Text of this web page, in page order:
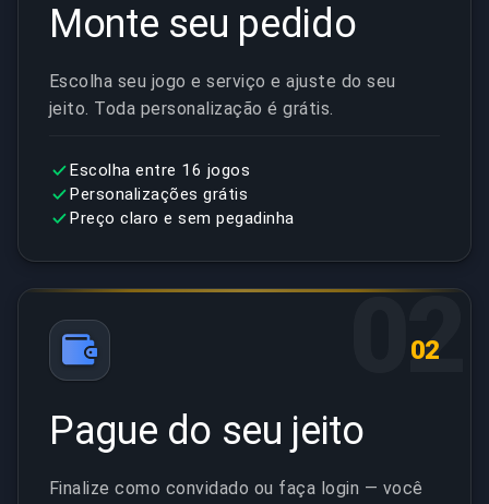
Monte seu pedido
Escolha seu jogo e serviço e ajuste do seu
jeito. Toda personalização é grátis.
Escolha entre 16 jogos
Personalizações grátis
Preço claro e sem pegadinha
02
02
Pague do seu jeito
Finalize como convidado ou faça login — você